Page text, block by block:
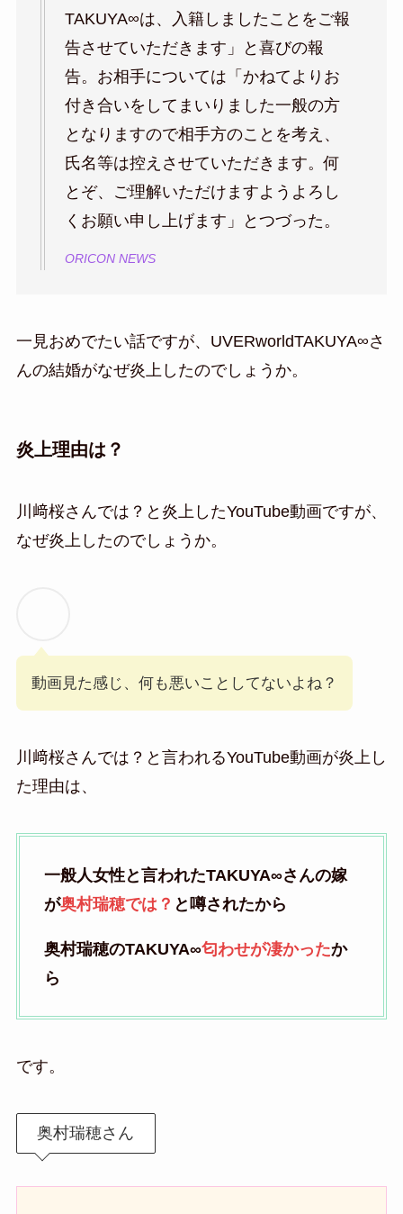
TAKUYA∞は、入籍しましたことをご報
告させていただきます」と喜びの報
告。お相手については「かねてよりお
付き合いをしてまいりました一般の方
となりますので相手方のことを考え、
氏名等は控えさせていただきます。何
とぞ、ご理解いただけますようよろし
くお願い申し上げます」とつづった。
ORICON NEWS
一見おめでたい話ですが、UVERworldTAKUYA∞さ
んの結婚がなぜ炎上したのでしょうか。
炎上理由は？
川﨑桜さんでは？と炎上したYouTube動画ですが、
なぜ炎上したのでしょうか。
動画見た感じ、何も悪いことしてないよね？
川﨑桜さんでは？と言われるYouTube動画が炎上し
た理由は、
一般人女性と言われたTAKUYA∞さんの嫁
が奥村瑞穂では？ と噂されたから
奥村瑞穂のTAKUYA∞匂わせが凄かったか
ら
です。
奥村瑞穂さん